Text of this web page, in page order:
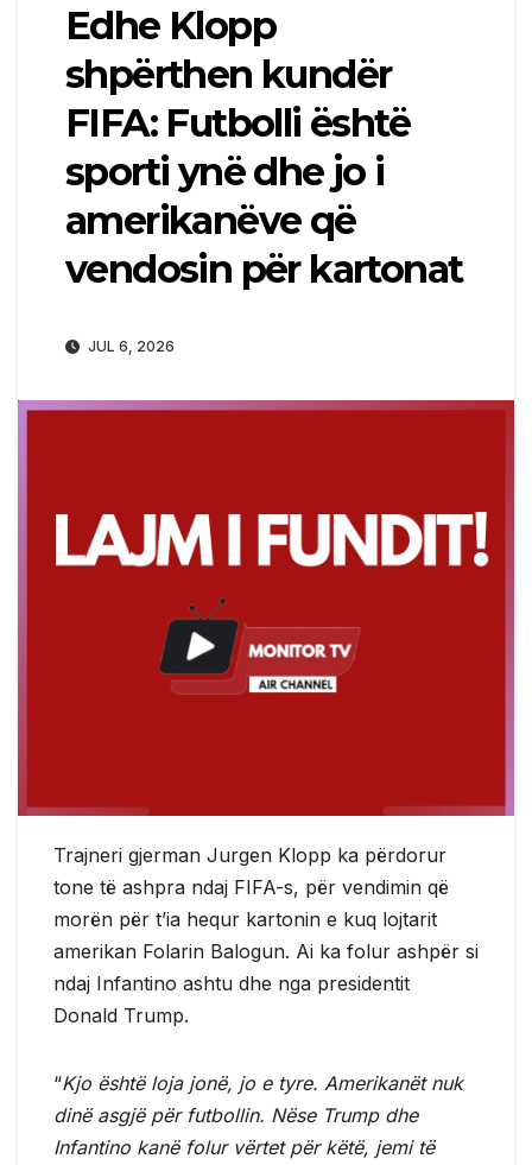
Edhe Klopp
shpërthen kundër
FIFA: Futbolli është
sporti ynë dhe jo i
amerikanëve që
vendosin për kartonat
JUL 6, 2026
Trajneri gjerman Jurgen Klopp ka përdorur
tone të ashpra ndaj FIFA-s, për vendimin që
morën për t’ia hequr kartonin e kuq lojtarit
amerikan Folarin Balogun. Ai ka folur ashpër si
ndaj Infantino ashtu dhe nga presidentit
Donald Trump.
“Kjo është loja jonë, jo e tyre. Amerikanët nuk
dinë asgjë për futbollin. Nëse Trump dhe
Infantino kanë folur vërtet për këtë, jemi të